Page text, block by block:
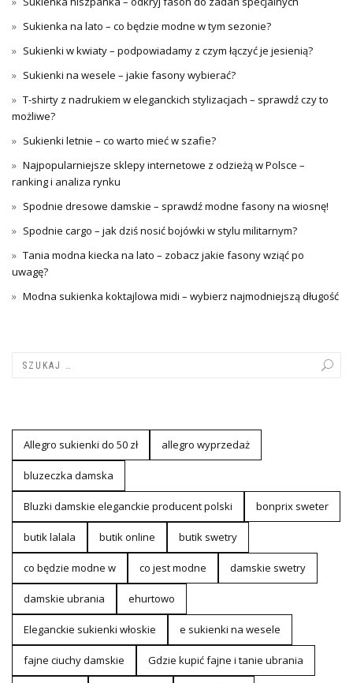
Sukienka na lato – co będzie modne w tym sezonie?
Sukienki w kwiaty – podpowiadamy z czym łączyć je jesienią?
Sukienki na wesele – jakie fasony wybierać?
T-shirty z nadrukiem w eleganckich stylizacjach – sprawdź czy to
możliwe?
Sukienki letnie – co warto mieć w szafie?
Najpopularniejsze sklepy internetowe z odzieżą w Polsce –
ranking i analiza rynku
Spodnie dresowe damskie – sprawdź modne fasony na wiosnę!
Spodnie cargo – jak dziś nosić bojówki w stylu militarnym?
Tania modna kiecka na lato – zobacz jakie fasony wziąć po
uwagę?
Modna sukienka koktajlowa midi – wybierz najmodniejszą długość
Allegro sukienki do 50 zł allegro wyprzedaż
bluzeczka damska
Bluzki damskie eleganckie producent polski bonprix sweter
butik lalala butik online butik swetry
co będzie modne w co jest modne damskie swetry
damskie ubrania ehurtowo
Eleganckie sukienki włoskie e sukienki na wesele
fajne ciuchy damskie Gdzie kupić fajne i tanie ubrania